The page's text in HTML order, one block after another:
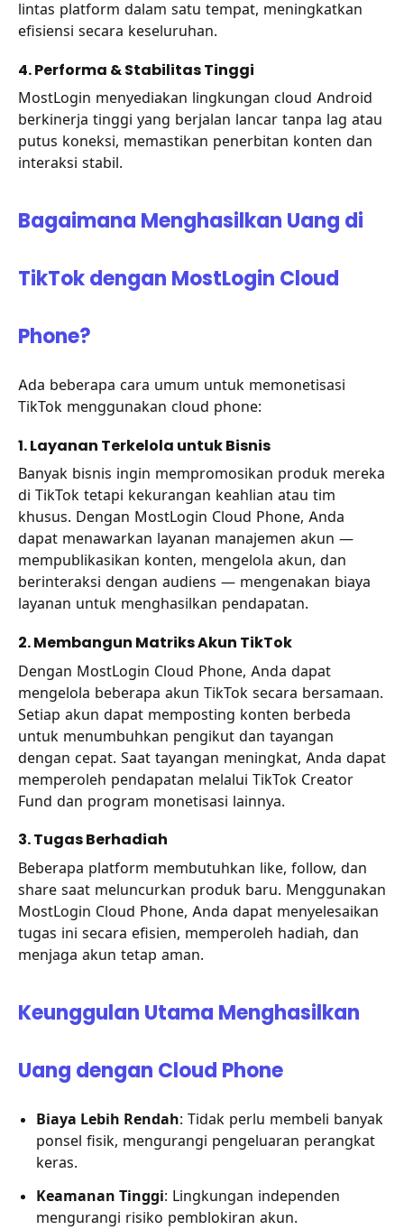
lintas platform dalam satu tempat, meningkatkan
efisiensi secara keseluruhan.
4. Performa & Stabilitas Tinggi
MostLogin menyediakan lingkungan cloud Android
berkinerja tinggi yang berjalan lancar tanpa lag atau
putus koneksi, memastikan penerbitan konten dan
interaksi stabil.
Bagaimana Menghasilkan Uang di
TikTok dengan MostLogin Cloud
Phone?
Ada beberapa cara umum untuk memonetisasi
TikTok menggunakan cloud phone:
1. Layanan Terkelola untuk Bisnis
Banyak bisnis ingin mempromosikan produk mereka
di TikTok tetapi kekurangan keahlian atau tim
khusus. Dengan MostLogin Cloud Phone, Anda
dapat menawarkan layanan manajemen akun —
mempublikasikan konten, mengelola akun, dan
berinteraksi dengan audiens — mengenakan biaya
layanan untuk menghasilkan pendapatan.
2. Membangun Matriks Akun TikTok
Dengan MostLogin Cloud Phone, Anda dapat
mengelola beberapa akun TikTok secara bersamaan.
Setiap akun dapat memposting konten berbeda
untuk menumbuhkan pengikut dan tayangan
dengan cepat. Saat tayangan meningkat, Anda dapat
memperoleh pendapatan melalui TikTok Creator
Fund dan program monetisasi lainnya.
3. Tugas Berhadiah
Beberapa platform membutuhkan like, follow, dan
share saat meluncurkan produk baru. Menggunakan
MostLogin Cloud Phone, Anda dapat menyelesaikan
tugas ini secara efisien, memperoleh hadiah, dan
menjaga akun tetap aman.
Keunggulan Utama Menghasilkan
Uang dengan Cloud Phone
Biaya Lebih Rendah: Tidak perlu membeli banyak
ponsel fisik, mengurangi pengeluaran perangkat
keras.
Keamanan Tinggi: Lingkungan independen
mengurangi risiko pemblokiran akun.